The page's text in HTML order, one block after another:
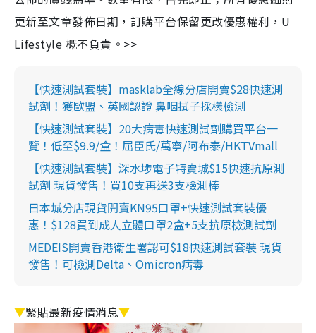
更新至文章發佈日期，訂購平台保留更改優惠權利，U
Lifestyle 概不負責。>>
【快速測試套裝】masklab全線分店開賣$28快速測
試劑！獲歐盟、英國認證 鼻咽拭子採樣檢測
【快速測試套裝】20大病毒快速測試劑購買平台一
覽！低至$9.9/盒！屈臣氏/萬寧/阿布泰/HKTVmall
【快速測試套裝】深水埗電子特賣城$15快速抗原測
試劑 現貨發售！買10支再送3支檢測棒
日本城分店現貨開賣KN95口罩+快速測試套裝優
惠！$128買到成人立體口罩2盒+5支抗原檢測試劑
MEDEIS開賣香港衛生署認可$18快速測試套裝 現貨
發售！可檢測Delta、Omicron病毒
▼緊貼最新疫情消息▼